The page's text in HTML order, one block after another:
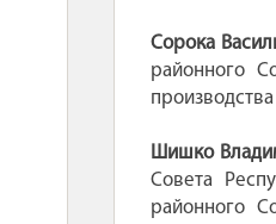
Сорока
районного
Шишко
Совета
районного